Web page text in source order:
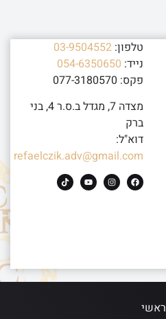
טלפון: 03-9504552
נייד: 054-6350650
פקס: 077-3180570
מצדה 7, מגדל ב.ס.ר 4, בני
ברק
דוא"ל:
refaelczik.adv@gmail.com
ראשי